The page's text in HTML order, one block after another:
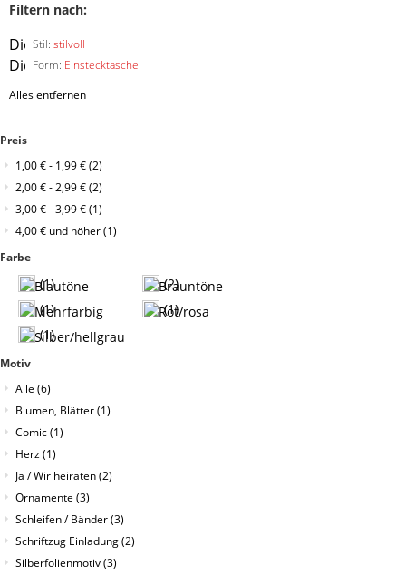
Filtern nach:
Stil: stilvoll
Diesen
Artikel
entfernen
Form: Einstecktasche
Diesen
entfernen
Alles entfernen
Preis
1,00 €- 1,99 €(2)
2,00 €-2,99 €(2)
3,00 €-3,99 €(1)
4,00 € und höher(1)
Farbe
(1)
(2)
(1)
(1)
(1)
Motiv
Alle (6)
Blumen, Blätter(1)
Comic(1)
Herz(1)
Ja / Wir heiraten(2)
Ornamente (3)
Schleifen / Bänder(3)
Schriftzug Einladung(2)
Silberfolienmotiv(3)